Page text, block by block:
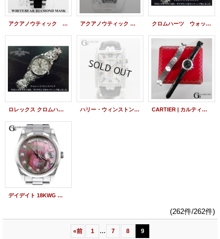
アクアノウティック マスクアフターダイヤ 旧式ベゼル ダイヤモンド加工 アクアノウティック ホワイトベア 旧型マスク アフターダイヤ ハーフダイヤ加工 クロムハーツ ウォッチバンド ロレックスXクロムハーツ ダイヤ・新品仕上げ
ロレックス クロムハーツ ウォッチバンド アフターダイヤ カスタム ハリー・ウィンストン Harry Winston Avenue C Chronograph Diamond Custom CARTIER | カルティエ パシャC 35 ビッグデイト レザーベルト交換
デイデイト 18KWG ブラックシェル文字盤 118209 買取
(262件/262件)
«前 1 ... 7 8 9